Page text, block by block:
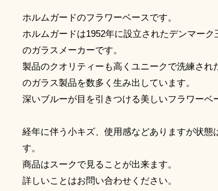
ホルムガードのフラワーベースです。
ホルムガードは1952年に設立されたデンマーク
のガラスメーカーです。
製品のクオリティーも高くユニークで洗練され
のガラス製品を数多く生み出しています。
深いブルーが目を引きつける美しいフラワーベ
経年に伴う小キズ、使用感などありますが状態
す。
商品はスークで見ることが出来ます。
詳しいことはお問い合わせください。